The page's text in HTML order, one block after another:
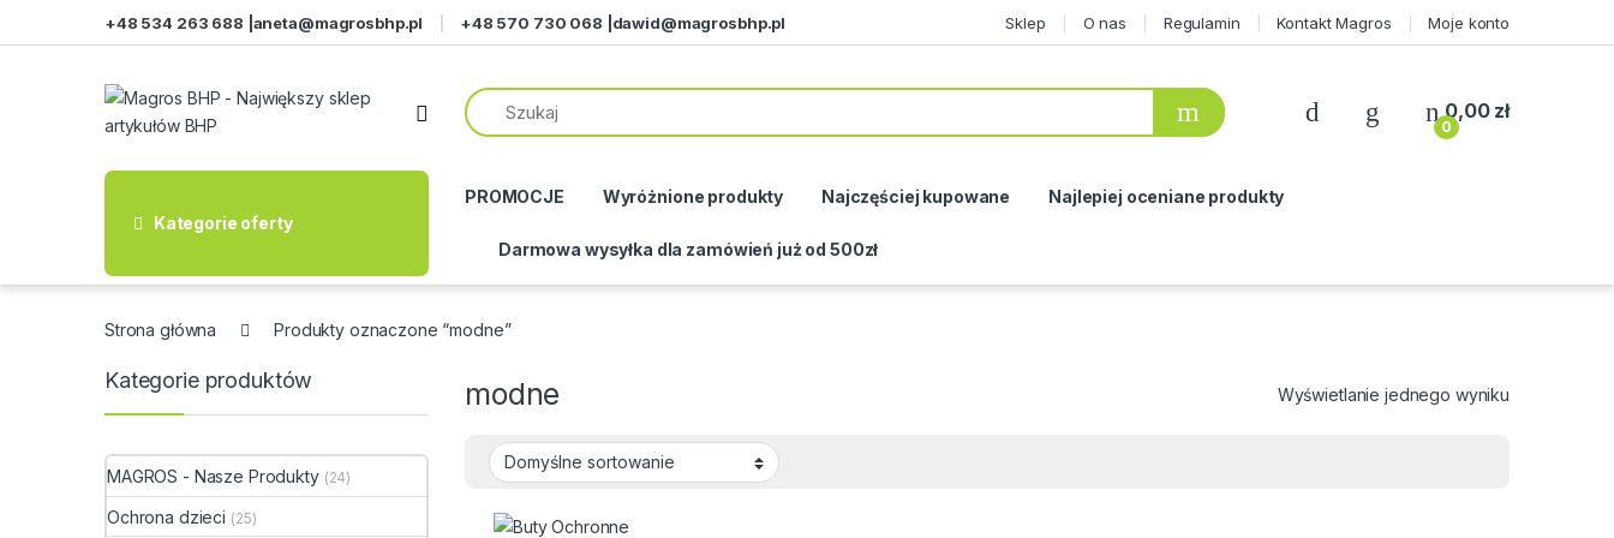
+48 534 263 688 | aneta@magrosbhp.pl +48 570 730 068 | dawid@magrosbhp.pl Sklep O nas Regulamin Kontakt Magros Moje konto
0
0,00 zł
Kategorie oferty
PROMOCJE Wyróżnione produkty Najczęściej kupowane Najlepiej oceniane produkty
Darmowa wysyłka dla zamówień już od 500zł
Strona główna Produkty oznaczone “modne”
modne Wyświetlanie jednego wyniku
Kategorie produktów
MAGROS - Nasze Produkty (24)
Ochrona dzieci (25)